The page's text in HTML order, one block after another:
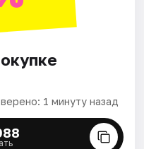
1 минуту назад